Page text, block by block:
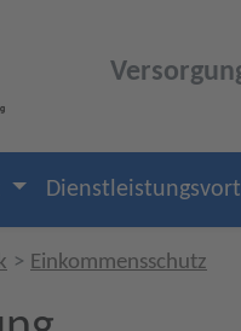
Einkommensschutz